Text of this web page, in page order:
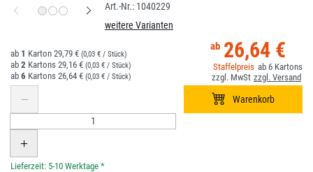
1040229
weitere Varianten
26,64 €
6
1 29,79 € (0,03 € / Stück)
2 29,16 € (0,03 € / Stück)
6 26,64 € (0,03 € / Stück)
*